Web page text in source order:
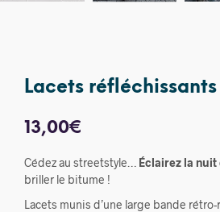
Lacets
13,00€
Cédez au streetstyle… Éclairez la nuit
briller le bitume !
Lacets munis d’une large bande